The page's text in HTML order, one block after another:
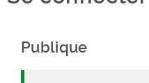
Publique